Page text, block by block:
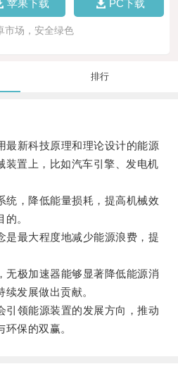
苹果下载 PC下载
市场，安全绿色
排行
新科技原理和理论设计的能源
装置上，比如汽车引擎、发电机
，降低能量损耗，提高机械效
。
最大程度地减少能源浪费，提
极加速器能够显著降低能源消
发展做出贡献。
领能源装置的发展方向，推动
保的双赢。